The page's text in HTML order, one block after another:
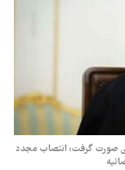
صورت گرفت: انتصاب مجدد